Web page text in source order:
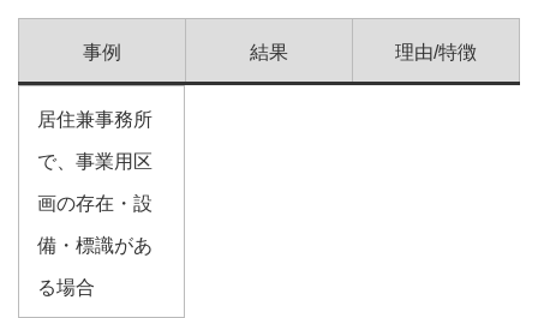
事例 結果 理由/特徴
居住兼事務所
で、事業用区
画の存在・設
備・標識があ
る場合